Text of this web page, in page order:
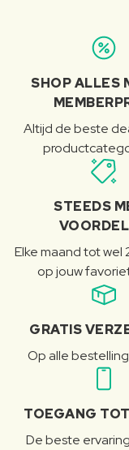
SHOP ALLES
Altijd de beste
STEEDS
Elke maand tot wel
op jouw
GRATIS
Op alle
TOEGANG
De beste